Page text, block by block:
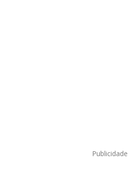
Publicidade